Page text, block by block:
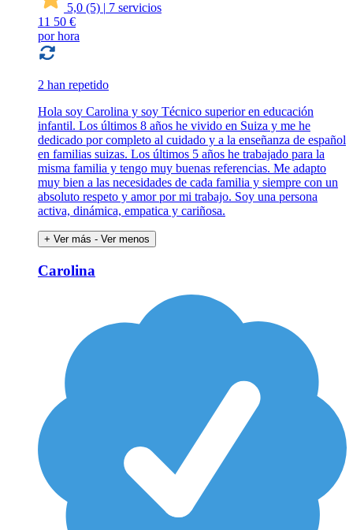
5,0 (5) | 7 servicios
11 50 €
por hora
2 han repetido
Hola soy Carolina y soy Técnico superior en educación
infantil. Los últimos 8 años he vivido en Suiza y me he
dedicado por completo al cuidado y a la enseñanza de español
en familias suizas. Los últimos 5 años he trabajado para la
misma familia y tengo muy buenas referencias. Me adapto
muy bien a las necesidades de cada familia y siempre con un
absoluto respeto y amor por mi trabajo. Soy una persona
activa, dinámica, empatica y cariñosa.
+ Ver más - Ver menos
Carolina